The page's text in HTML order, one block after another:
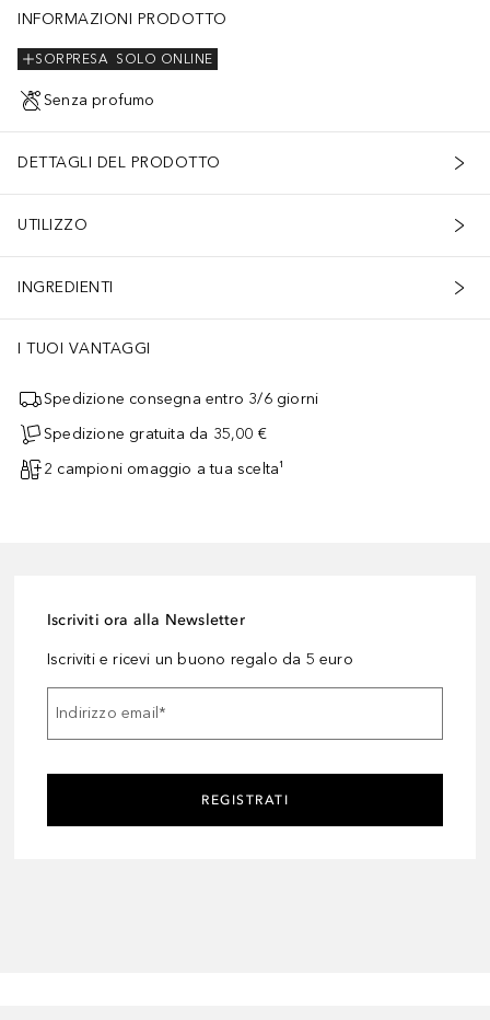
INFORMAZIONI PRODOTTO
SOLO ONLINE
SORPRESA
Senza profumo
DETTAGLI DEL PRODOTTO
UTILIZZO
INGREDIENTI
I TUOI VANTAGGI
Spedizione consegna entro 3/6 giorni
Spedizione gratuita da 35,00 €
2 campioni omaggio a tua scelta¹
Iscriviti ora alla Newsletter
Iscriviti e ricevi un buono regalo da 5 euro
Indirizzo email*
REGISTRATI